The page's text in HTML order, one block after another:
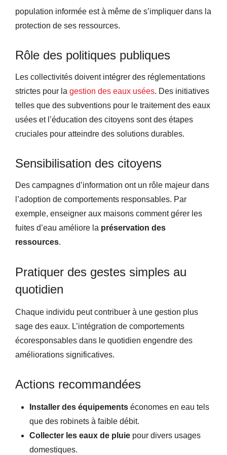
population informée est à même de s’impliquer dans la
protection de ses ressources.
Rôle des politiques publiques
Les collectivités doivent intégrer des réglementations
strictes pour la gestion des eaux usées. Des initiatives
telles que des subventions pour le traitement des eaux
usées et l’éducation des citoyens sont des étapes
cruciales pour atteindre des solutions durables.
Sensibilisation des citoyens
Des campagnes d’information ont un rôle majeur dans
l’adoption de comportements responsables. Par
exemple, enseigner aux maisons comment gérer les
fuites d’eau améliore la préservation des
ressources.
Pratiquer des gestes simples au
quotidien
Chaque individu peut contribuer à une gestion plus
sage des eaux. L’intégration de comportements
écoresponsables dans le quotidien engendre des
améliorations significatives.
Actions recommandées
Installer des équipements économes en eau tels
que des robinets à faible débit.
Collecter les eaux de pluie pour divers usages
domestiques.